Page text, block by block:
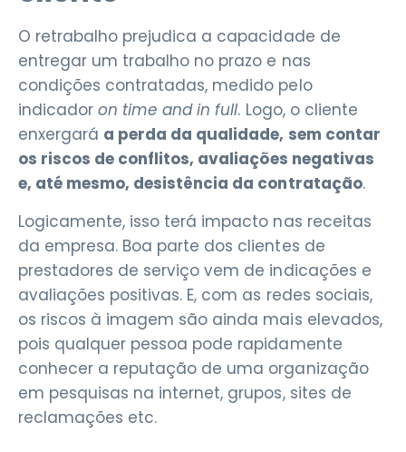
O retrabalho prejudica a capacidade de
entregar um trabalho no prazo e nas
condições contratadas, medido pelo
indicadoron time and in full. Logo, o cliente
enxergará a perda da qualidade, sem contar
os riscos de conflitos, avaliações negativas
e, até mesmo, desistência da contratação.
Logicamente, isso terá impacto nas receitas
da empresa. Boa parte dos clientes de
prestadores de serviço vem de indicações e
avaliações positivas. E, com as redes sociais,
os riscos à imagem são ainda mais elevados,
pois qualquer pessoa pode rapidamente
conhecer a reputação de uma organização
em pesquisas na internet, grupos, sites de
reclamações etc.